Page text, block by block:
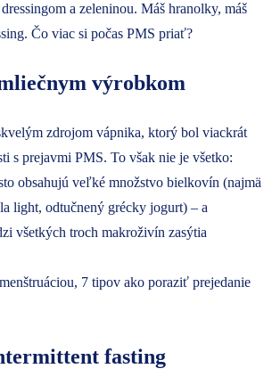
a zeleninou. Máš hranolky, máš
Čo viac si počas PMS priať?
výrobkom
zdrojom vápnika, ktorý bol viackrát
s prejavmi PMS. To však nie je všetko:
obsahujú veľké množstvo bielkovín (najmä
light, odtučnený grécky jogurt) – a
všetkých troch makroživín zasýtia
fasting